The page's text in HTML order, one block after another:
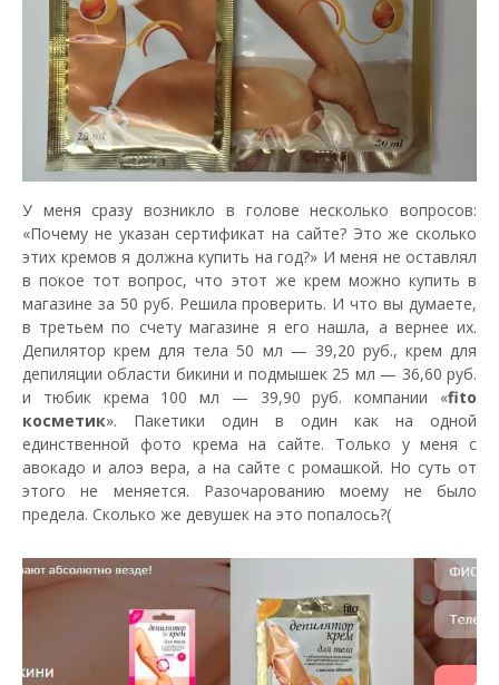
У меня сразу возникло в голове несколько вопросов:
«Почему не указан сертификат на сайте? Это же сколько
этих кремов я должна купить на год?» И меня не оставлял
в покое тот вопрос, что этот же крем можно купить в
магазине за 50 руб. Решила проверить. И что вы думаете,
в третьем по счету магазине я его нашла, а вернее их.
Депилятор крем для тела 50 мл — 39,20 руб., крем для
депиляции области бикини и подмышек 25 мл — 36,60 руб.
и тюбик крема 100 мл — 39,90 руб. компании «fito
косметик». Пакетики один в один как на одной
единственной фото крема на сайте. Только у меня с
авокадо и алоэ вера, а на сайте с ромашкой. Но суть от
этого не меняется. Разочарованию моему не было
предела. Сколько же девушек на это попалось?(